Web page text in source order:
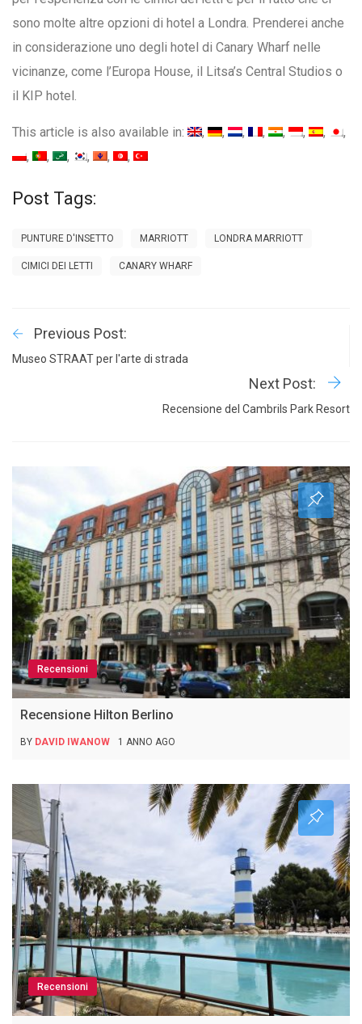
sono molte altre opzioni di hotel a Londra. Prenderei anche
in considerazione uno degli hotel di Canary Wharf nelle
vicinanze, come l’Europa House, il Litsa’s Central Studios o
il KIP hotel.
This article is also available in:
Post Tags:
PUNTURE D'INSETTO MARRIOTT LONDRA MARRIOTT
CIMICI DEI LETTI CANARY WHARF
Previous Post:
Museo STRAAT per l'arte di strada
Next Post:
Recensione del Cambrils Park Resort
Recensioni
Recensione Hilton Berlino
BY DAVID IWANOW 1 ANNO AGO
Recensioni